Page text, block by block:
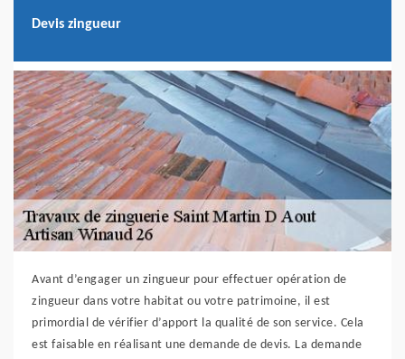
Devis zingueur
Avant d’engager un zingueur pour effectuer opération de
zingueur dans votre habitat ou votre patrimoine, il est
primordial de vérifier d’apport la qualité de son service. Cela
est faisable en réalisant une demande de devis. La demande